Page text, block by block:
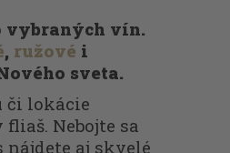
vybraných vín.
, ružové i
sveta.
či lokácie
Nebojte sa
aj skvelé